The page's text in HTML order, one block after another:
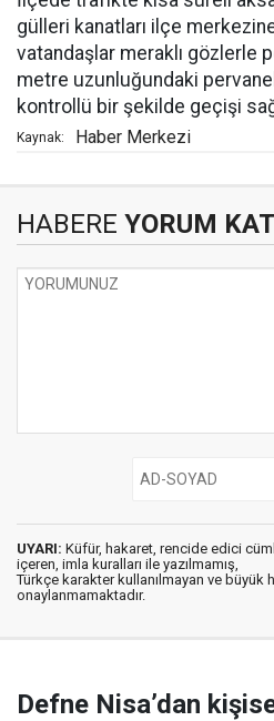
gülleri kanatları ilçe
vatandaşlar meraklı gözlerle
metre uzunluğundaki
kontrollü bir şekilde geçişi
Kaynak: Haber Merkezi
HABERE YORUM KAT
UYARI: Küfür, hakaret, rencide edici
içeren, imla kuralları ile yazılmamış,
Türkçe karakter kullanılmayan ve büyük
onaylanmamaktadır.
Defne Nisa’dan